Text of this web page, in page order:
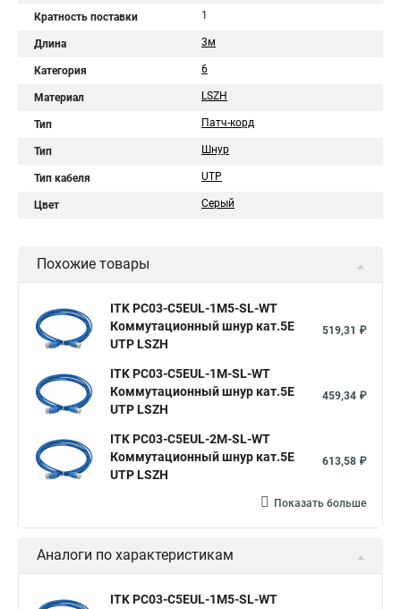
Кратность поставки 1
Длина 3м
Категория 6
Материал LSZH
Тип Патч-корд
Тип Шнур
Тип кабеля UTP
Цвет Серый
Похожие товары
ITK PC03-C5EUL-1M5-SL-WT
Коммутационный шнур кат.5E
UTP LSZH
519,31 ₽
ITK PC03-C5EUL-1M-SL-WT
Коммутационный шнур кат.5E
UTP LSZH
459,34 ₽
ITK PC03-C5EUL-2M-SL-WT
Коммутационный шнур кат.5E
UTP LSZH
613,58 ₽
Показать больше
Аналоги по характеристикам
ITK PC03-C5EUL-1M5-SL-WT